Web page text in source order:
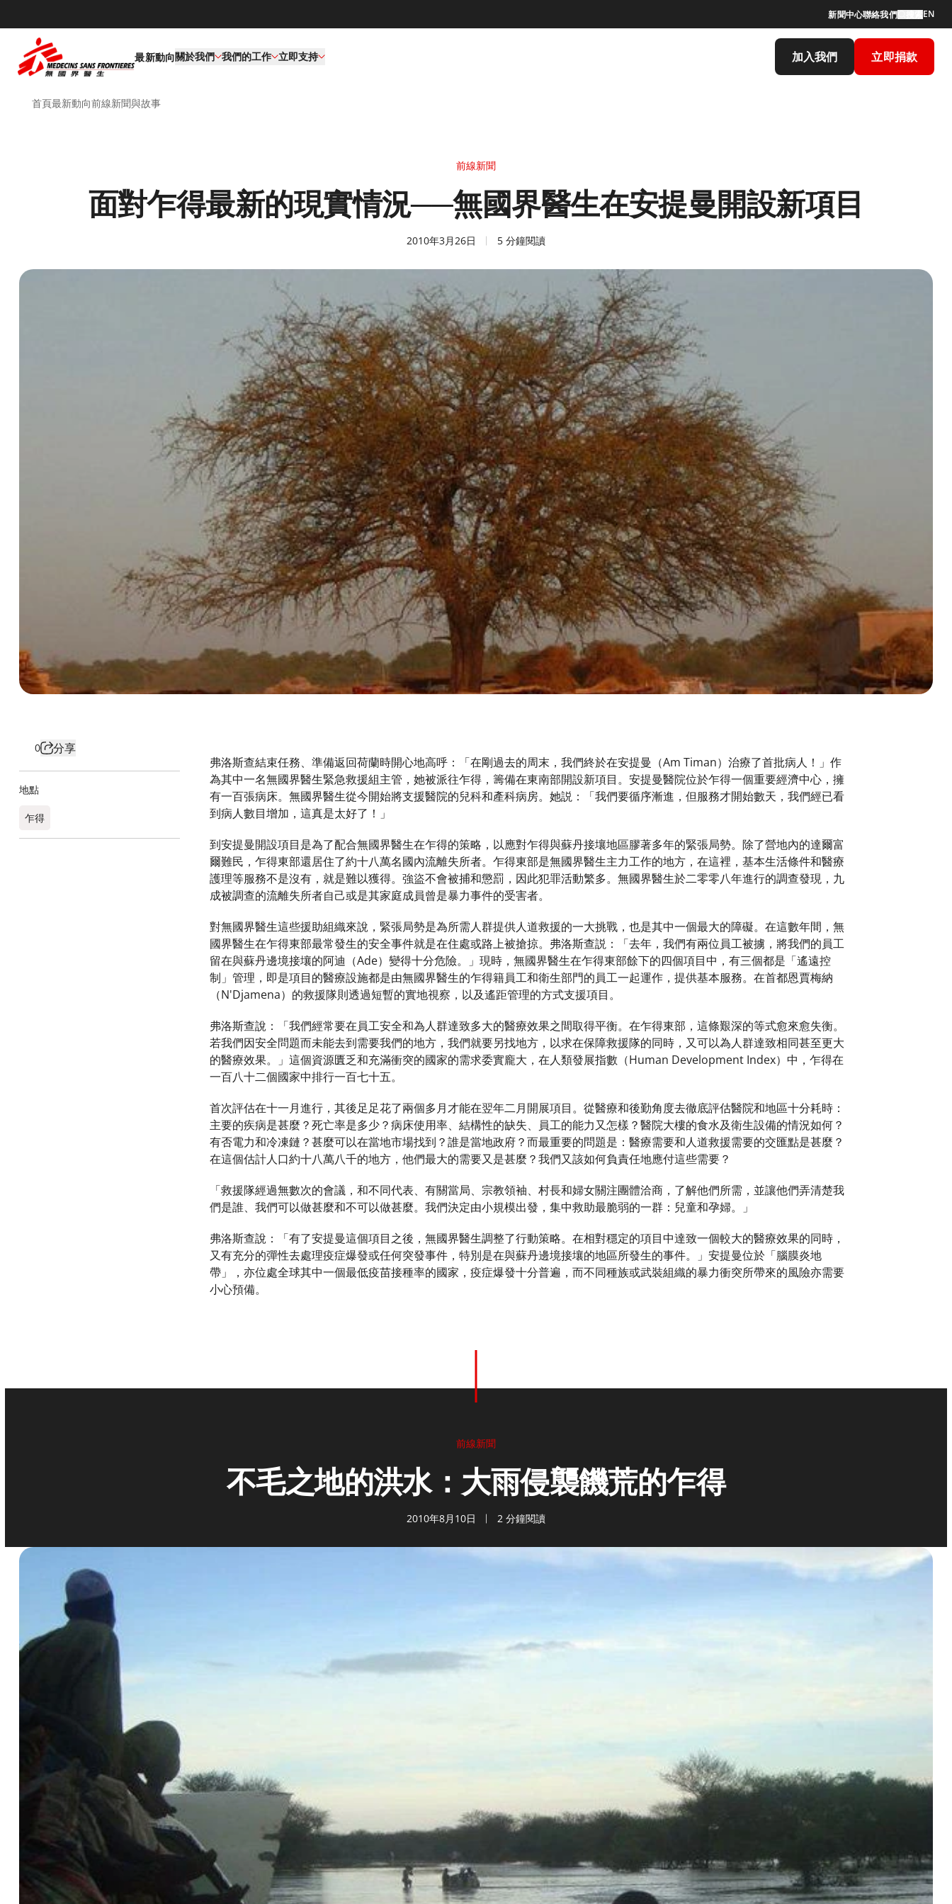
新聞中心聯絡我們 EN
最新動向關於我們 我們的工作​ 立即支持 加入我們 立即捐款
首頁最新動向前線新聞與故事
前線新聞
面對乍得最新的現實情況──無國界醫生在安提曼開設新項目
2010年3月26日 5 分鐘閱讀
0 分享
地點
乍得​
弗洛斯查結束任務、準備返回荷蘭時開心地高呼：「在剛過去的周末，我們終於在安提曼（Am Timan）治療了首批病人！」作
為其中一名無國界醫生緊急救援組主管，她被派往乍得，籌備在東南部開設新項目。安提曼醫院位於乍得一個重要經濟中心，擁
有一百張病床。無國界醫生從今開始將支援醫院的兒科和產科病房。她説：「我們要循序漸進，但服務才開始數天，我們經已看
到病人數目增加，這真是太好了！」
到安提曼開設項目是為了配合無國界醫生在乍得的策略，以應對乍得與蘇丹接壤地區膠著多年的緊張局勢。除了營地內的達爾富
爾難民，乍得東部還居住了約十八萬名國內流離失所者。乍得東部是無國界醫生主力工作的地方，在這裡，基本生活條件和醫療
護理等服務不是沒有，就是難以獲得。強盜不會被捕和懲罰，因此犯罪活動繁多。無國界醫生於二零零八年進行的調查發現，九
成被調查的流離失所者自己或是其家庭成員曾是暴力事件的受害者。
對無國界醫生這些援助組織來說，緊張局勢是為所需人群提供人道救援的一大挑戰，也是其中一個最大的障礙。在這數年間，無
國界醫生在乍得東部最常發生的安全事件就是在住處或路上被搶掠。弗洛斯查説：「去年，我們有兩位員工被擄，將我們的員工
留在與蘇丹邊境接壤的阿迪（Ade）變得十分危險。」現時，無國界醫生在乍得東部餘下的四個項目中，有三個都是「遙遠控
制」管理，即是項目的醫療設施都是由無國界醫生的乍得籍員工和衛生部門的員工一起運作，提供基本服務。在首都恩賈梅納
（N'Djamena）的救援隊則透過短暫的實地視察，以及遙距管理的方式支援項目。
弗洛斯查說：「我們經常要在員工安全和為人群達致多大的醫療效果之間取得平衡。在乍得東部，這條艱深的等式愈來愈失衡。
若我們因安全問題而未能去到需要我們的地方，我們就要另找地方，以求在保障救援隊的同時，又可以為人群達致相同甚至更大
的醫療效果。」這個資源匱乏和充滿衝突的國家的需求委實龐大，在人類發展指數（Human Development Index）中，乍得在
一百八十二個國家中排行一百七十五。
首次評估在十一月進行，其後足足花了兩個多月才能在翌年二月開展項目。從醫療和後勤角度去徹底評估醫院和地區十分耗時：
主要的疾病是甚麼？死亡率是多少？病床使用率、結構性的缺失、員工的能力又怎樣？醫院大樓的食水及衛生設備的情況如何？
有否電力和冷凍鏈？甚麼可以在當地市場找到？誰是當地政府？而最重要的問題是：醫療需要和人道救援需要的交匯點是甚麼？
在這個估計人口約十八萬八千的地方，他們最大的需要又是甚麼？我們又該如何負責任地應付這些需要？
「救援隊經過無數次的會議，和不同代表、有關當局、宗教領袖、村長和婦女關注團體洽商，了解他們所需，並讓他們弄清楚我
們是誰、我們可以做甚麼和不可以做甚麼。我們決定由小規模出發，集中救助最脆弱的一群：兒童和孕婦。」
弗洛斯查說：「有了安提曼這個項目之後，無國界醫生調整了行動策略。在相對穩定的項目中達致一個較大的醫療效果的同時，
又有充分的彈性去處理疫症爆發或任何突發事件，特別是在與蘇丹邊境接壤的地區所發生的事件。」安提曼位於「腦膜炎地
帶」，亦位處全球其中一個最低疫苗接種率的國家，疫症爆發十分普遍，而不同種族或武裝組織的暴力衝突所帶來的風險亦需要
小心預備。
前線新聞
不毛之地的洪水：大雨侵襲饑荒的乍得
2010年8月10日 2 分鐘閱讀